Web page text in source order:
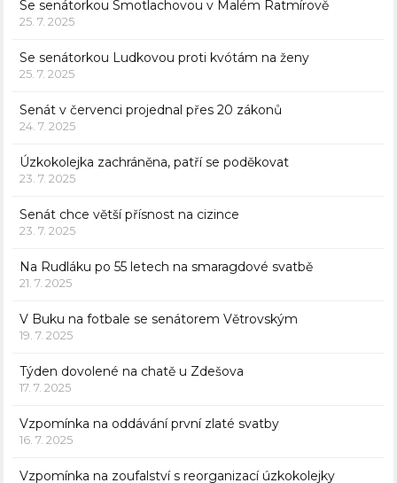
Se senátorkou Smotlachovou v Malém Ratmírově
25. 7. 2025
Se senátorkou Ludkovou proti kvótám na ženy
25. 7. 2025
Senát v červenci projednal přes 20 zákonů
24. 7. 2025
Úzkokolejka zachráněna, patří se poděkovat
23. 7. 2025
Senát chce větší přísnost na cizince
23. 7. 2025
Na Rudláku po 55 letech na smaragdové svatbě
21. 7. 2025
V Buku na fotbale se senátorem Větrovským
19. 7. 2025
Týden dovolené na chatě u Zdešova
17. 7. 2025
Vzpomínka na oddávání první zlaté svatby
16. 7. 2025
Vzpomínka na zoufalství s reorganizací úzkokolejky